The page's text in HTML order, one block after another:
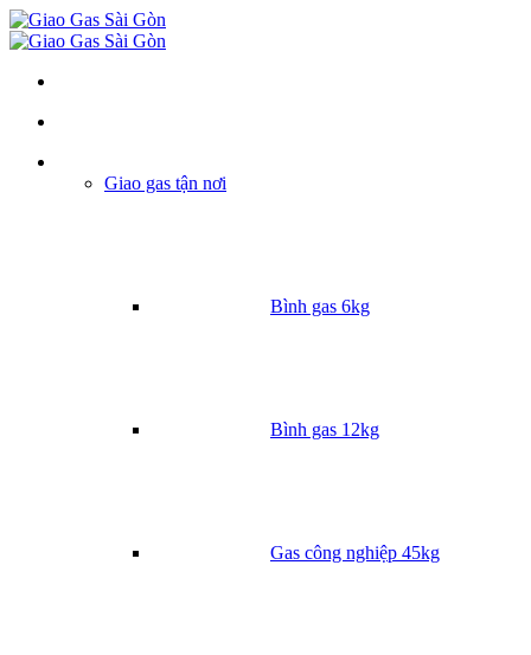
Giao gas tận nơi
Bình gas 6kg
Bình gas 12kg
Gas công nghiệp 45kg